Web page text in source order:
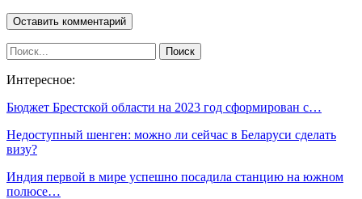
Интересное:
Бюджет Брестской области на 2023 год сформирован с…
Недоступный шенген: можно ли сейчас в Беларуси сделать
визу?
Индия первой в мире успешно посадила станцию на южном
полюсе…